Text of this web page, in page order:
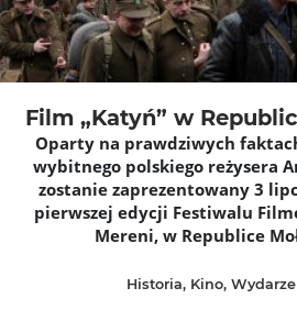
Film „Katyń” w
Oparty na prawdziwych
wybitnego polskiego reżysera
zostanie zaprezentowany 3
pierwszej edycji Festiwalu
Mereni, w Republice
Historia, Kino,